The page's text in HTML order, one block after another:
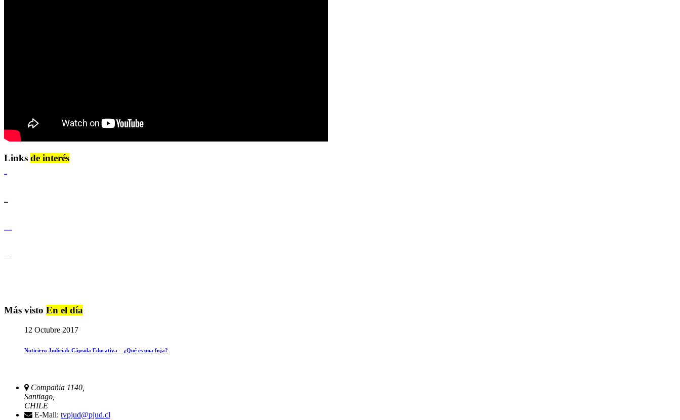
Links de interés
Más visto En el día
12 Octubre 2017
Noticiero Judicial: Cápsula Educativa – ¿Qué es una foja?
Compañia 1140,
Santiago,
CHILE
E-Mail: tvpjud@pjud.cl